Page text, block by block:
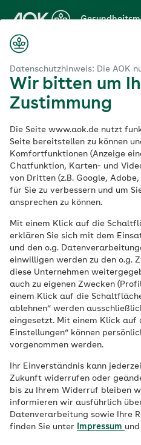
Datenschutzhinweis: Die AOK
Wir bitten um
Zustimmung
Die Seite www.aok.de nutzt
Seite bereitstellen zu können
Komfortfunktionen (Anzeige
Chatfunktion, Karten- und
von Dritten (z.B. Google,
für Sie zu verbessern und um
ansprechen zu können.
Mit einem Klick auf die
erklären Sie sich mit dem
und den o.g.
einwilligen werden zu den o.g.
diese Unternehmen
auch zu eigenen Zwecken
einem Klick auf die
ablehnen“ werden
eingesetzt. Mit einem Klick auf
Einstellungen“ können
vorgenommen werden.
Ihr Einverständnis kann
Zukunft widerrufen oder
bis zu Ihrem Widerruf bleiben
informieren wir ausführlich
Datenverarbeitung sowie Ihre
finden Sie unter
Impressum und
Hauptinhalt
springen
Thema
Mate-Tee: Wirkung,
Wie gesund ist Mate-Tee
das Krebsrisiko erhöhen?